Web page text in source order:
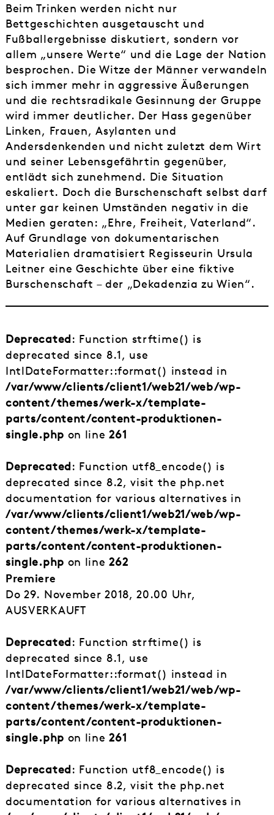
Beim Trinken werden nicht nur
Bettgeschichten ausgetauscht und
Fußballergebnisse diskutiert, sondern vor
allem „unsere Werte“ und die Lage der Nation
besprochen. Die Witze der Männer verwandeln
sich immer mehr in aggressive Äußerungen
und die rechtsradikale Gesinnung der Gruppe
wird immer deutlicher. Der Hass gegenüber
Linken, Frauen, Asylanten und
Andersdenkenden und nicht zuletzt dem Wirt
und seiner Lebensgefährtin gegenüber,
entlädt sich zunehmend. Die Situation
eskaliert. Doch die Burschenschaft selbst darf
unter gar keinen Umständen negativ in die
Medien geraten: „Ehre, Freiheit, Vaterland“.
Auf Grundlage von dokumentarischen
Materialien dramatisiert Regisseurin Ursula
Leitner eine Geschichte über eine fiktive
Burschenschaft – der „Dekadenzia zu Wien“.
Deprecated: Function strftime() is
deprecated since 8.1, use
IntlDateFormatter::format() instead in
/var/www/clients/client1/web21/web/wp-
content/themes/werk-x/template-
parts/content/content-produktionen-
single.php on line261
Deprecated: Function utf8_encode() is
deprecated since 8.2, visit the php.net
documentation for various alternatives in
/var/www/clients/client1/web21/web/wp-
content/themes/werk-x/template-
parts/content/content-produktionen-
single.php on line262
Premiere
Do 29. November 2018, 20.00 Uhr,
AUSVERKAUFT
Deprecated: Function strftime() is
deprecated since 8.1, use
IntlDateFormatter::format() instead in
/var/www/clients/client1/web21/web/wp-
content/themes/werk-x/template-
parts/content/content-produktionen-
single.php on line261
Deprecated: Function utf8_encode() is
deprecated since 8.2, visit the php.net
documentation for various alternatives in